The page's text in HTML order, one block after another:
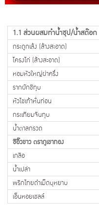
1.1 ส่วนผสมทำน้ำซุป/น้ำสต๊อก
กระดูกเล้ง (ล้างสะอาด)
โครงไก่ (ล้างสะอาด)
หอมหัวใหญ่ผ่าครึ่ง
รากผักชีทุบ
หัวไชเท้าหั่นท่อน
กระเทียมจีนทุบ
น้ำตาลกรวด
ซีอิ๊วขาว ตราภูเขาทอง
เกลือ
น้ำเปล่า
พริกไทยดำเม็ดบุหยาบ
เอ็นหอยเชลล์